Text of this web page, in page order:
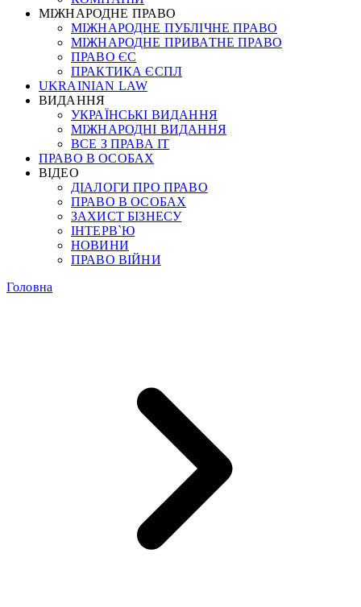
МІЖНАРОДНЕ ПРАВО
МІЖНАРОДНЕ ПУБЛІЧНЕ ПРАВО
МІЖНАРОДНЕ ПРИВАТНЕ ПРАВО
ПРАВО ЄС
ПРАКТИКА ЄСПЛ
UKRAINIAN LAW
ВИДАННЯ
УКРАЇНСЬКІ ВИДАННЯ
МІЖНАРОДНІ ВИДАННЯ
ВСЕ З ПРАВА ІТ
ПРАВО В ОСОБАХ
ВІДЕО
ДІАЛОГИ ПРО ПРАВО
ПРАВО В ОСОБАХ
ЗАХИСТ БІЗНЕСУ
ІНТЕРВ`Ю
НОВИНИ
ПРАВО ВІЙНИ
Головна